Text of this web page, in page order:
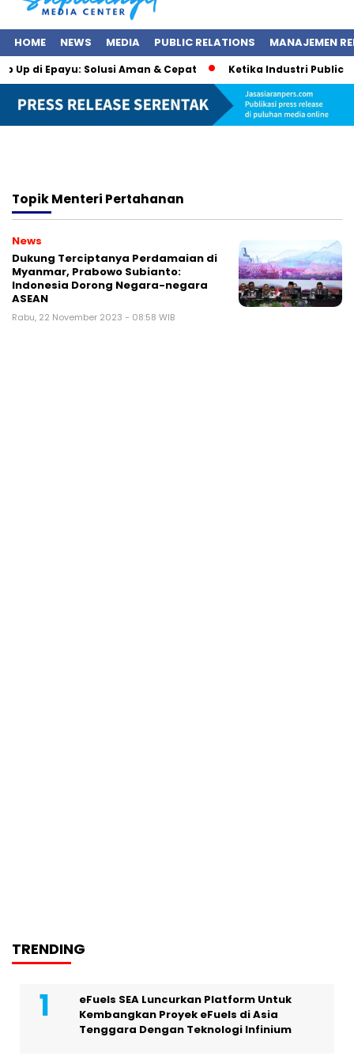
HOME NEWS MEDIA PUBLIC RELATIONS MANAJEMEN
di Epayu: Solusi Aman & Cepat Ketika Industri Public
TopikMenteri Pertahanan
News
Dukung Terciptanya Perdamaian di
Myanmar, Prabowo Subianto:
Indonesia Dorong Negara-negara
ASEAN
Rabu, 22 November 2023 - 08:58 WIB
TRENDING
eFuels SEA Luncurkan Platform Untuk
Kembangkan Proyek eFuels di Asia
Tenggara Dengan Teknologi Infinium